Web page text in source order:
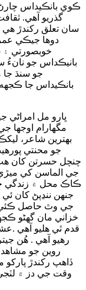
گذريو آهي.
سان تعلق رکندڙ
دوها جيڪي
خوبصورتي
بانيڪداس جو نانءُ
جو سنڌ جا
بانڪيداس جا
ڀارو مل امراڻي
مگهارام اوجها
بهترين شاعر،
جو محنتي
چنچل حسرتن کان
جي الماسن کي
ڪاڪ محل ۾ زندگي
جنهن ننڍپڻ کان
جي وٿ حاصل ڪئي
خزاني مان گهڻو
قدم ٿي هليو آهي
رهيو آهي . هُن
روين جو
ڏاهپ رکندڙ
وقت جي دز ۾